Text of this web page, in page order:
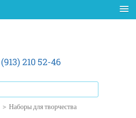
210 52-46
> Наборы для творчества